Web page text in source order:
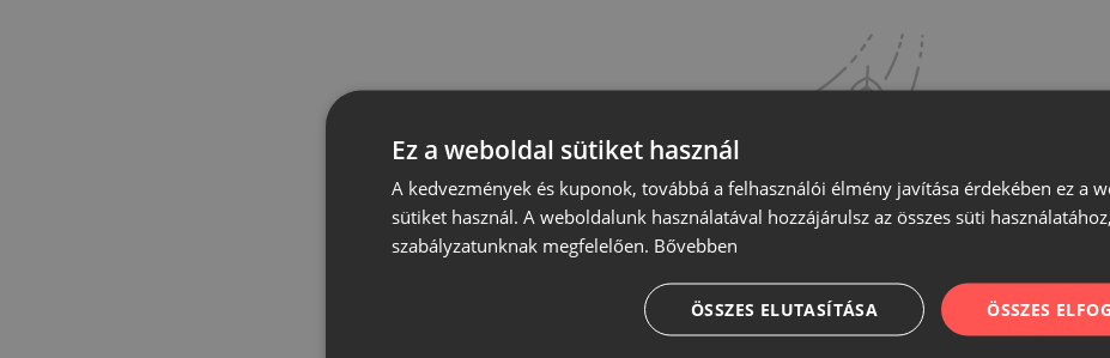
Ez a weboldal sütiket használ
A kedvezmények és kuponok, továbbá a felhasználói élmény javítása érdekében ez a
sütiket használ. A weboldalunk használatával hozzájárulsz az összes süti
szabályzatunknak megfelelően. Bővebben
ÖSSZES
ÖSSZES ELUTASÍTÁSA